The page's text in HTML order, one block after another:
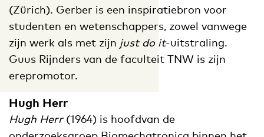
(Zürich). Gerber is een inspiratiebron voor
studenten en wetenschappers, zowel vanwege
zijn werk als met zijn just do it-uitstraling.
Guus Rijnders van de faculteit TNW is zijn
erepromotor.
Hugh Herr
Hugh Herr (1964) is hoofdvan de